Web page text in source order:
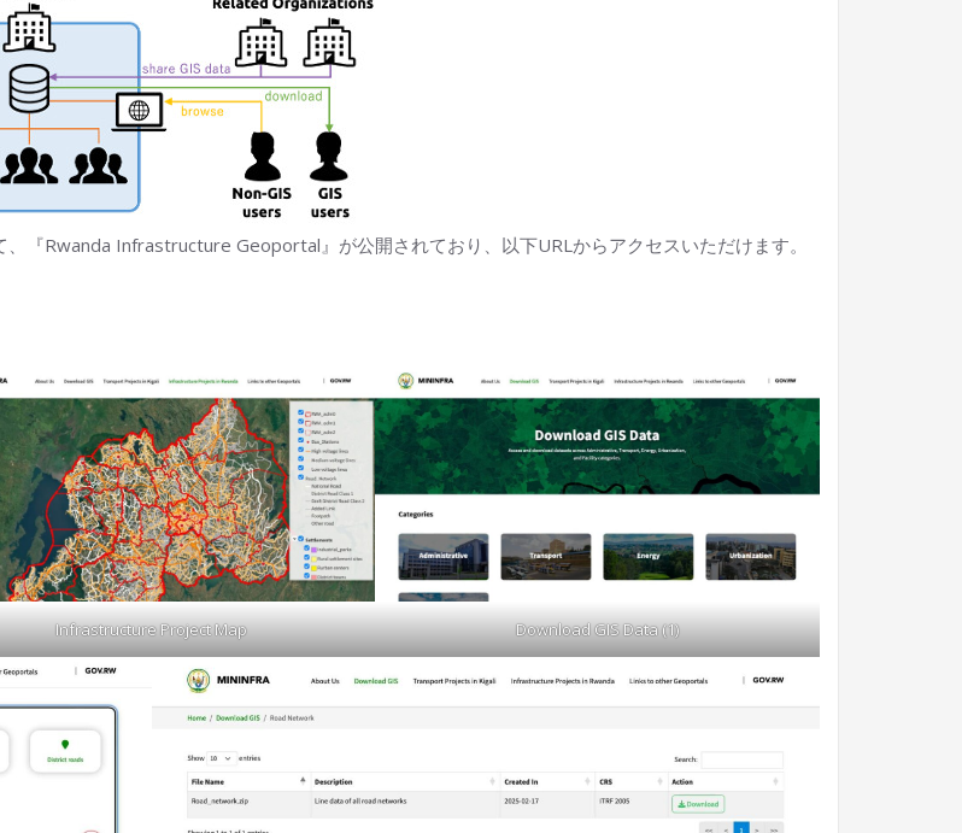
『Rwanda Infrastructure Geoportal』が公開されており、以下URLからアクセスいただけます。
Infrastructure Project Map Download GIS Data (1)